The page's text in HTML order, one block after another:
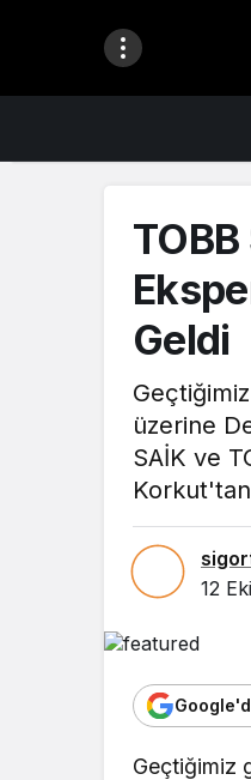
Geldi
üzerine
SAİK ve
12
Geçtiğimiz